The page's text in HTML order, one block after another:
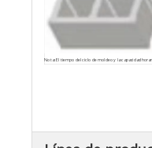
Nota: El tiempo del ciclo de moldeo y la capacidad